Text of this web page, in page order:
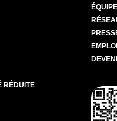
RÉDUITE
ÉQUIPE